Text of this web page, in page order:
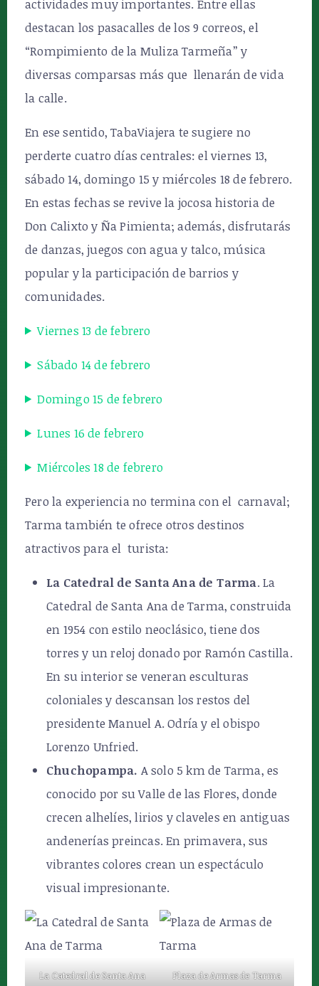
actividades muy importantes. Entre ellas
destacan los pasacalles de los 9 correos, el
“Rompimiento de la Muliza Tarmeña” y
diversas comparsas más que llenarán de vida
la calle.
En ese sentido, TabaViajera te sugiere no
perderte cuatro días centrales: el viernes 13,
sábado 14, domingo 15 y miércoles 18 de febrero.
En estas fechas se revive la jocosa historia de
Don Calixto y Ña Pimienta; además, disfrutarás
de danzas, juegos con agua y talco, música
popular y la participación de barrios y
comunidades.
Viernes 13 de febrero
Sábado 14 de febrero
Domingo 15 de febrero
Lunes 16 de febrero
Miércoles 18 de febrero
Pero la experiencia no termina con el carnaval;
Tarma también te ofrece otros destinos
atractivos para el turista:
La Catedral de Santa Ana de Tarma. La
Catedral de Santa Ana de Tarma, construida
en 1954 con estilo neoclásico, tiene dos
torres y un reloj donado por Ramón Castilla.
En su interior se veneran esculturas
coloniales y descansan los restos del
presidente Manuel A. Odría y el obispo
Lorenzo Unfried.
Chuchopampa. A solo 5 km de Tarma, es
conocido por su Valle de las Flores, donde
crecen alhelíes, lirios y claveles en antiguas
andenerías preincas. En primavera, sus
vibrantes colores crean un espectáculo
visual impresionante.
La Catedral de Santa Ana
Plaza de Armas de Tarma